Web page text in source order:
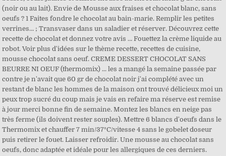
(noir ou au lait). Envie de Mousse aux fraises et chocolat blanc, sans
oeufs ? 1 Faites fondre le chocolat au bain-marie. Remplir les petites
verrines… ; Transvaser dans un saladier et réserver. Découvrez cette
recette de chocolat et donnez votre avis … Fouettez la crème liquide au
robot. Voir plus d'idées sur le thème recette, recettes de cuisine,
mousse chocolat sans oeuf. CREME DESSERT CHOCOLAT SANS
BEURRE NI OEUF (thermomix) ... les a mangé la semaine passée par
contre je n'avait que 60 gr de chocolat noir j'ai complété avec un
restant de blanc les hommes de la maison ont trouvé délicieux moi un
peux trop sucré du coup mais je vais en refaire ma réserve est remise
à jour merci bonne fin de semaine. Montez les blancs en neige pas
très ferme (ils doivent rester souples). Mettre 6 blancs d'oeufs dans le
Thermomix et chauffer 7 min/37°C/vitesse 4 sans le gobelet doseur
puis retirer le fouet. Laisser refroidir. Une mousse au chocolat sans
oeufs, donc adaptée et idéale pour les allergiques de ces derniers.